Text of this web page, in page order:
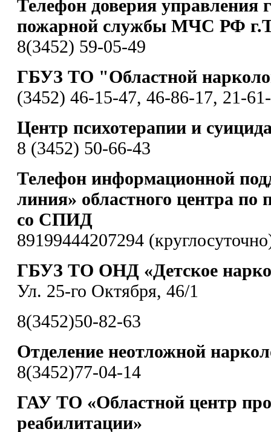
Телефон доверия управления
пожарной службы МЧС РФ
8(3452) 59-05-49
ГБУЗ ТО "Областной
(3452) 46-15-47, 46-86-17, 21-
Центр психотерапии и
8 (3452) 50-66-43
Телефон информационной
линия» областного центра по
со СПИД
89199444207294
ГБУЗ ТО ОНД «Детское
Ул. 25-го Октября, 46/1
8(3452)50-82-63
Отделение неотложной
8(3452)77-04-14
ГАУ ТО «Областной центр
реабилитации»